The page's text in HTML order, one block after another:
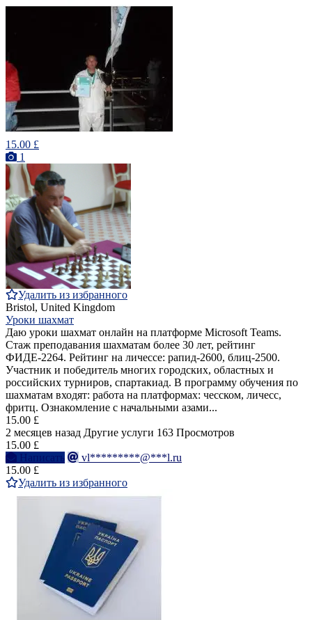
15.00 £
1
Удалить из избранного
Bristol, United Kingdom
Уроки шахмат
Даю уроки шахмат онлайн на платформе Microsoft Teams.
Стаж преподавания шахматам более 30 лет, рейтинг
ФИДЕ-2264. Рейтинг на личессе: рапид-2600, блиц-2500.
Участник и победитель многих городских, областных и
российских турниров, спартакиад. В программу обучения по
шахматам входят: работа на платформах: чесском, личесс,
фритц. Ознакомление с начальными азами...
15.00 £
2 месяцев назад Другие услуги 163 Просмотров
15.00 £
Написать
vl*********@***l.ru
15.00 £
Удалить из избранного